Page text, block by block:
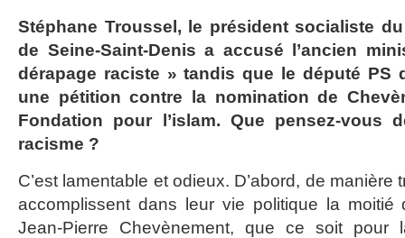
Stéphane Troussel, le président socialiste
de Seine-Saint-Denis a accusé l’ancien
dérapage raciste » tandis que le député PS
une pétition contre la nomination de
Fondation pour l’islam. Que pensez-vous
racisme ?
C’est lamentable et odieux. D’abord, de
accomplissent dans leur vie politique la moitié
Jean-Pierre Chevènement, que ce soit